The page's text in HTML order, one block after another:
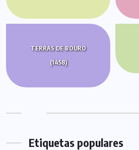
TERRAS DE BOURO
(1458)
Etiquetas populares